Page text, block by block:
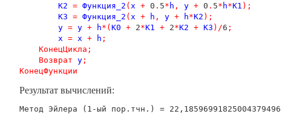
К2 = Функция_2 ( х + 0 . 5* h , у + 0 . 5* h*К1 );
К3 = Функция_2 ( х + h , у + h*К2 );
у = у + h*(К0 + 2*К1 + 2*К2 + К3 )/6 ;
х = х + h ;
КонецЦикла ;
Возврат у ;
КонецФункции
Результат вычислений:
Метод Эйлера (1-ый пор.тчн.) = 22,18596991825004379496